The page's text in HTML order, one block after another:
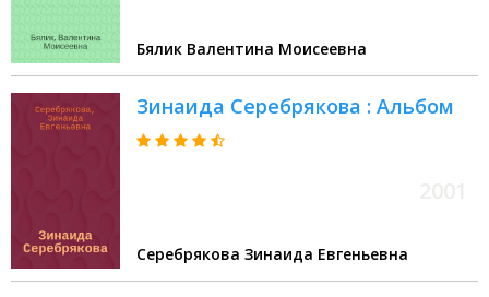
Бялик Валентина Моисеевна
Зинаида Серебрякова : Альбом
Серебрякова Зинаида Евгеньевна